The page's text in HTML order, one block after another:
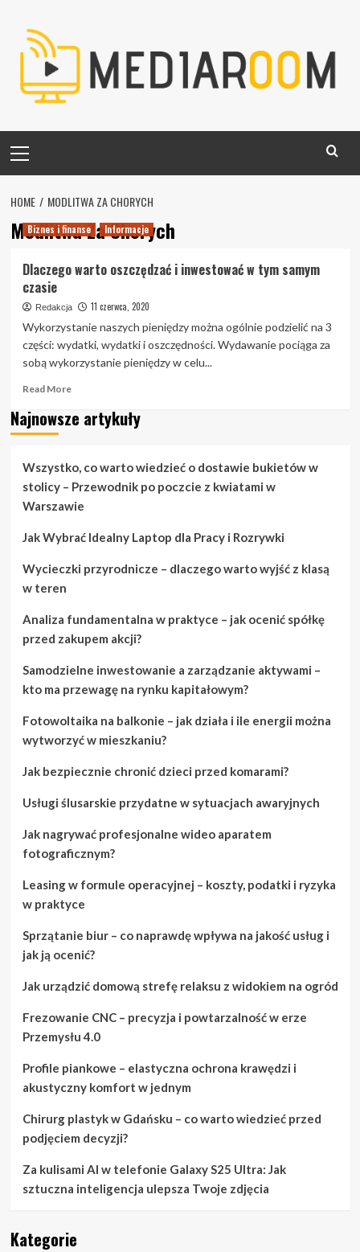
content
Menu
HOME MODLITWA ZA CHORYCH
Modlitwa Za Chorych
Biznes i finanse Informacje
Dlaczego warto oszczędzać i inwestować w tym samym
czasie
Redakcja 11 czerwca, 2020
Wykorzystanie naszych pieniędzy można ogólnie podzielić na 3
części: wydatki, wydatki i oszczędności. Wydawanie pociąga za
sobą wykorzystanie pieniędzy w celu...
Read MoreRead
about
Dlaczego
inwestować
w
samym
Najnowsze artykuły
Wszystko, co warto wiedzieć o dostawie bukietów w
stolicy – Przewodnik po poczcie z kwiatami w
Warszawie
Jak Wybrać Idealny Laptop dla Pracy i Rozrywki
Wycieczki przyrodnicze – dlaczego warto wyjść z klasą
w teren
Analiza fundamentalna w praktyce – jak ocenić spółkę
przed zakupem akcji?
Samodzielne inwestowanie a zarządzanie aktywami –
kto ma przewagę na rynku kapitałowym?
Fotowoltaika na balkonie – jak działa i ile energii można
wytworzyć w mieszkaniu?
Jak bezpiecznie chronić dzieci przed komarami?
Usługi ślusarskie przydatne w sytuacjach awaryjnych
Jak nagrywać profesjonalne wideo aparatem
fotograficznym?
Leasing w formule operacyjnej – koszty, podatki i ryzyka
w praktyce
Sprzątanie biur – co naprawdę wpływa na jakość usług i
jak ją ocenić?
Jak urządzić domową strefę relaksu z widokiem na ogród
Frezowanie CNC – precyzja i powtarzalność w erze
Przemysłu 4.0
Profile piankowe – elastyczna ochrona krawędzi i
akustyczny komfort w jednym
Chirurg plastyk w Gdańsku – co warto wiedzieć przed
podjęciem decyzji?
Za kulisami AI w telefonie Galaxy S25 Ultra: Jak
sztuczna inteligencja ulepsza Twoje zdjęcia
Kategorie